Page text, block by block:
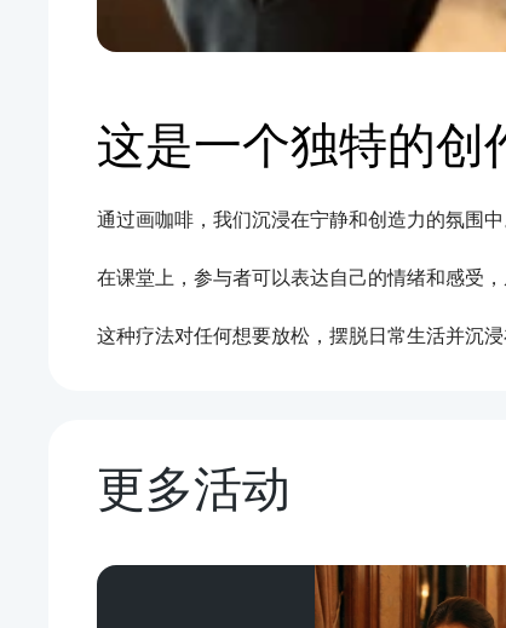
这是一个独特的创
通过画咖啡，我们沉浸在宁静和创造力的氛围
在课堂上，参与者可以表达自己的情绪和感受
这种疗法对任何想要放松，摆脱日常生活并沉
更多活动